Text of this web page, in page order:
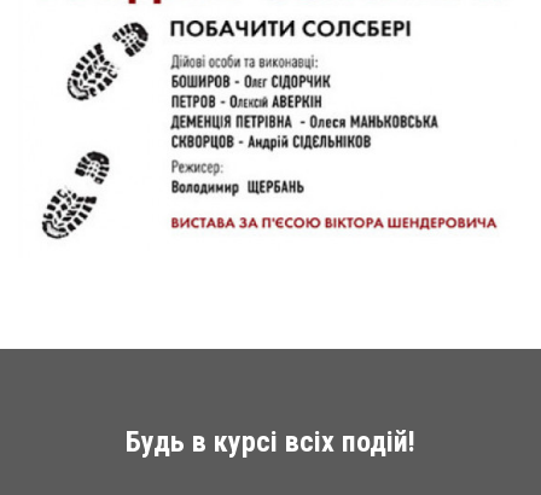
Будь в курсі всіх подій!